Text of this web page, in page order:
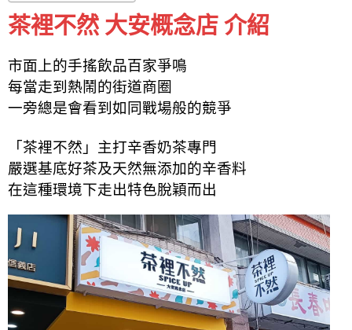
茶裡不然 大安概念店 介紹
市面上的手搖飲品百家爭鳴
每當走到熱鬧的街道商圈
一旁總是會看到如同戰場般的競爭
「茶裡不然」主打辛香奶茶專門
嚴選基底好茶及天然無添加的辛香料
在這種環境下走出特色脫穎而出